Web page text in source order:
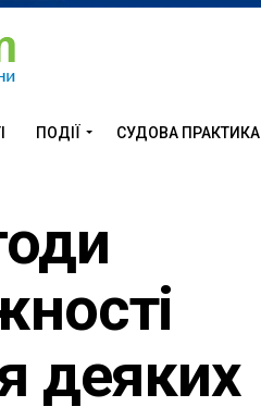
ПОДІЇ СУДОВА ПРАКТИКА
деяких